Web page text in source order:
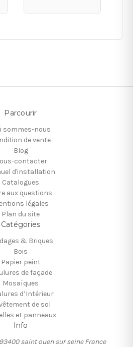
Parcourir
sommes-nous
de vente
Blog
contacter
d'installation
Catalogues
aux questions
légales
Plan du site
Catégories
& Briques
Bois
Papier peint
de façade
Mosaïques
d’Intérieur
de sol
et panneaux
Info
saint ouen sur seine France